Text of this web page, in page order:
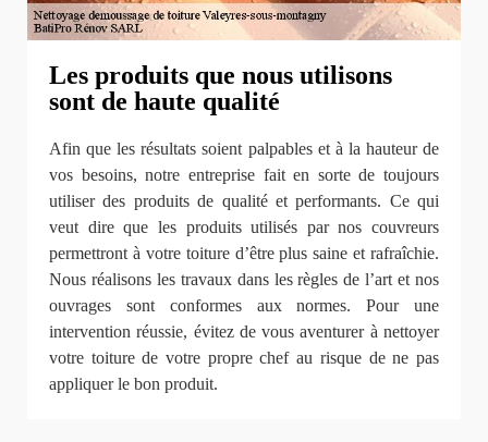
Les produits que nous utilisons
sont de haute qualité
Afin que les résultats soient palpables et à la hauteur de
vos besoins, notre entreprise fait en sorte de toujours
utiliser des produits de qualité et performants. Ce qui
veut dire que les produits utilisés par nos couvreurs
permettront à votre toiture d’être plus saine et rafraîchie.
Nous réalisons les travaux dans les règles de l’art et nos
ouvrages sont conformes aux normes. Pour une
intervention réussie, évitez de vous aventurer à nettoyer
votre toiture de votre propre chef au risque de ne pas
appliquer le bon produit.